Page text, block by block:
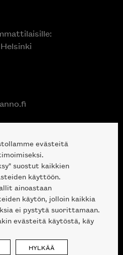
evästeitä
suostut kaikkien
käyttöön.
ainoastaan
käytön, jolloin kaikkia
ei pystytä suorittamaan.
evästeitä käytöstä, käy
HYLKÄÄ